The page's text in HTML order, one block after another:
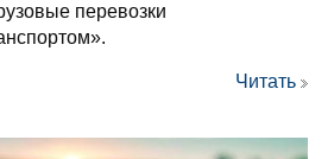
перевозки
Читать